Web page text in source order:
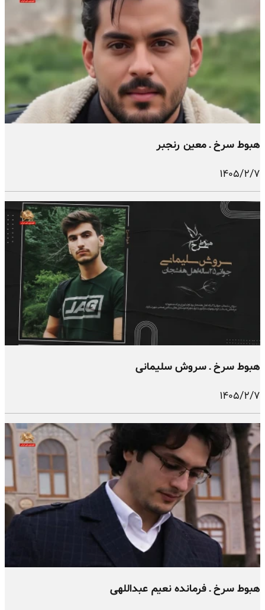
هبوط سرخ ـ معین رنجبر
۱۴۰۵/۲/۷
هبوط سرخ ـ سروش سلیمانی
۱۴۰۵/۲/۷
هبوط سرخ ـ فرمانده نعیم عبداللهی